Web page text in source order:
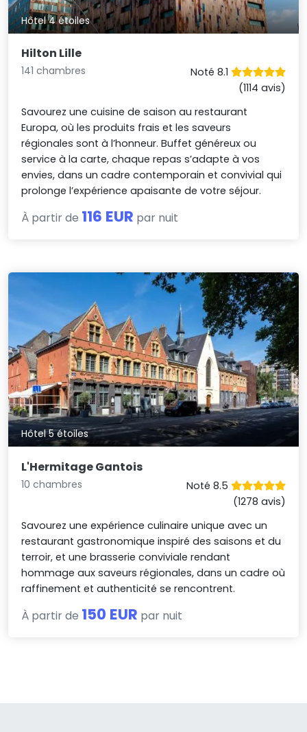
Hôtel 4 étoiles
Hilton Lille
141 chambres
Noté 8.1
(1114 avis)
Savourez une cuisine de saison au restaurant
Europa, où les produits frais et les saveurs
régionales sont à l’honneur. Buffet généreux ou
service à la carte, chaque repas s’adapte à vos
envies, dans un cadre contemporain et convivial qui
prolonge l’expérience apaisante de votre séjour.
À partir de 116 EUR par nuit
Hôtel 5 étoiles
L'Hermitage Gantois
10 chambres
Noté 8.5
(1278 avis)
Savourez une expérience culinaire unique avec un
restaurant gastronomique inspiré des saisons et du
terroir, et une brasserie conviviale rendant
hommage aux saveurs régionales, dans un cadre où
raffinement et authenticité se rencontrent.
À partir de 150 EUR par nuit